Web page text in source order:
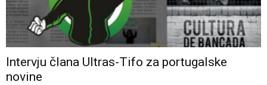
Intervju člana Ultras-Tifo za portugalske
novine